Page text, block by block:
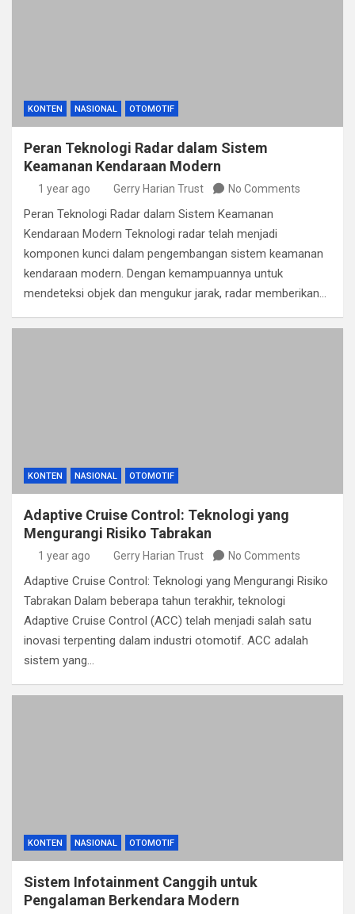
KONTEN NASIONAL OTOMOTIF
Peran Teknologi Radar dalam Sistem
Keamanan Kendaraan Modern
1 year ago Gerry Harian Trust No Comments
Peran Teknologi Radar dalam Sistem Keamanan
Kendaraan Modern Teknologi radar telah menjadi
komponen kunci dalam pengembangan sistem keamanan
kendaraan modern. Dengan kemampuannya untuk
mendeteksi objek dan mengukur jarak, radar memberikan…
KONTEN NASIONAL OTOMOTIF
Adaptive Cruise Control: Teknologi yang
Mengurangi Risiko Tabrakan
1 year ago Gerry Harian Trust No Comments
Adaptive Cruise Control: Teknologi yang Mengurangi Risiko
Tabrakan Dalam beberapa tahun terakhir, teknologi
Adaptive Cruise Control (ACC) telah menjadi salah satu
inovasi terpenting dalam industri otomotif. ACC adalah
sistem yang…
KONTEN NASIONAL OTOMOTIF
Sistem Infotainment Canggih untuk
Pengalaman Berkendara Modern